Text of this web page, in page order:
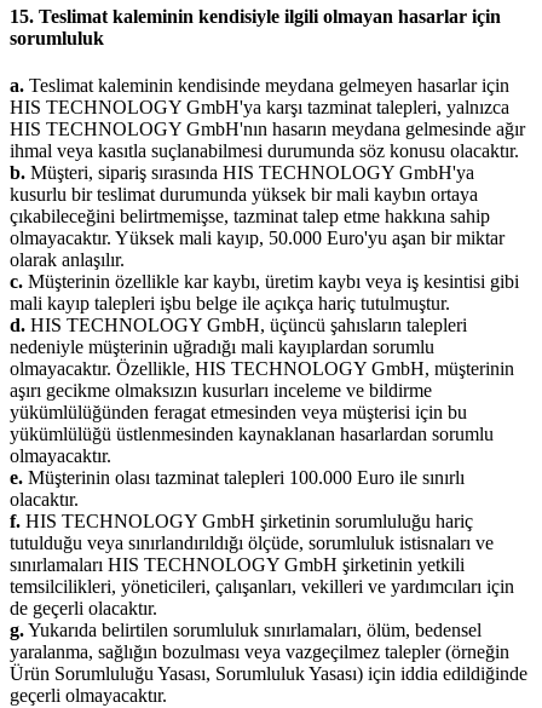
15. Teslimat kaleminin kendisiyle ilgili olmayan hasarlar için
sorumluluk
a. Teslimat kaleminin kendisinde meydana gelmeyen hasarlar için
HIS TECHNOLOGY GmbH'ya karşı tazminat talepleri, yalnızca
HIS TECHNOLOGY GmbH'nın hasarın meydana gelmesinde ağır
ihmal veya kasıtla suçlanabilmesi durumunda söz konusu olacaktır.
b. Müşteri, sipariş sırasında HIS TECHNOLOGY GmbH'ya
kusurlu bir teslimat durumunda yüksek bir mali kaybın ortaya
çıkabileceğini belirtmemişse, tazminat talep etme hakkına sahip
olmayacaktır. Yüksek mali kayıp, 50.000 Euro'yu aşan bir miktar
olarak anlaşılır.
c. Müşterinin özellikle kar kaybı, üretim kaybı veya iş kesintisi gibi
mali kayıp talepleri işbu belge ile açıkça hariç tutulmuştur.
d. HIS TECHNOLOGY GmbH, üçüncü şahısların talepleri
nedeniyle müşterinin uğradığı mali kayıplardan sorumlu
olmayacaktır. Özellikle, HIS TECHNOLOGY GmbH, müşterinin
aşırı gecikme olmaksızın kusurları inceleme ve bildirme
yükümlülüğünden feragat etmesinden veya müşterisi için bu
yükümlülüğü üstlenmesinden kaynaklanan hasarlardan sorumlu
olmayacaktır.
e. Müşterinin olası tazminat talepleri 100.000 Euro ile sınırlı
olacaktır.
f. HIS TECHNOLOGY GmbH şirketinin sorumluluğu hariç
tutulduğu veya sınırlandırıldığı ölçüde, sorumluluk istisnaları ve
sınırlamaları HIS TECHNOLOGY GmbH şirketinin yetkili
temsilcilikleri, yöneticileri, çalışanları, vekilleri ve yardımcıları için
de geçerli olacaktır.
g.Yukarıda belirtilen sorumluluk sınırlamaları, ölüm, bedensel
yaralanma, sağlığın bozulması veya vazgeçilmez talepler (örneğin
Ürün Sorumluluğu Yasası, Sorumluluk Yasası) için iddia edildiğinde
geçerli olmayacaktır.